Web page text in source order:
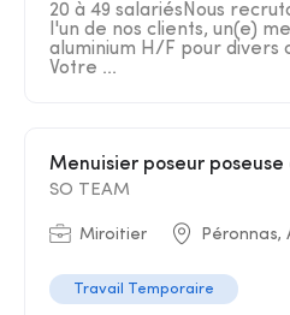
20 à 49 salariésNous
l'un de nos clients, un(e)
aluminium H/F pour divers
Votre ...
Menuisier poseur
SO TEAM
Miroitier Péronnas,
Travail Temporaire